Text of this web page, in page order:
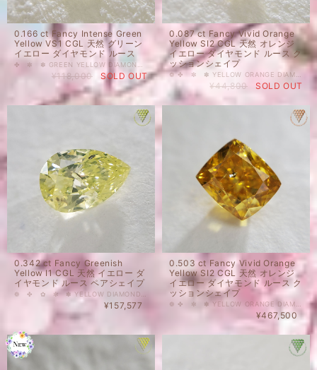
0.166 ct Fancy Intense Green
Yellow VS1 CGL 天然 グリーン
イエロー ダイヤモンド ルース
¥118,000 SOLD OUT
0.087 ct Fancy Vivid Orange
Yellow SI2 CGL 天然 オレンジ
イエロー ダイヤモンド ルース ク
ッションシェイプ
¥44,800 SOLD OUT
0.342 ct Fancy Greenish
Yellow I1 CGL 天然 イエロー ダ
イヤモンド ルース ペアシェイプ
¥157,577
0.503 ct Fancy Vivid Orange
Yellow SI2 CGL 天然 オレンジ
イエロー ダイヤモンド ルース ク
ッションシェイプ
¥467,500